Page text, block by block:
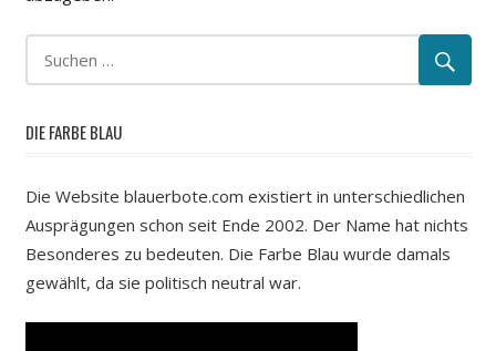
DIE FARBE BLAU
Die Website blauerbote.com existiert in unterschiedlichen
Ausprägungen schon seit Ende 2002. Der Name hat nichts
Besonderes zu bedeuten. Die Farbe Blau wurde damals
gewählt, da sie politisch neutral war.